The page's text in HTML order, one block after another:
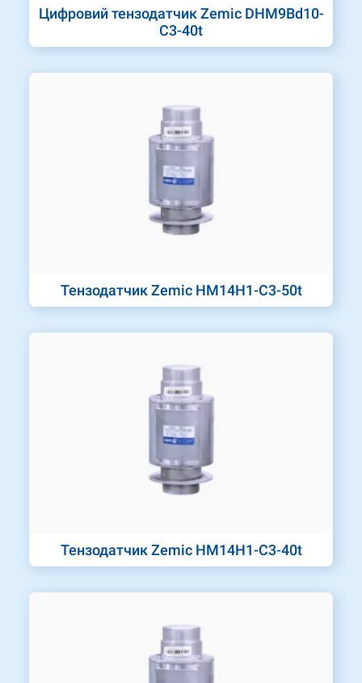
Цифровий тензодатчик Zemic DHM9Bd10-
C3-40t
Тензодатчик Zemic HM14H1-C3-50t
Тензодатчик Zemic HM14H1-C3-40t